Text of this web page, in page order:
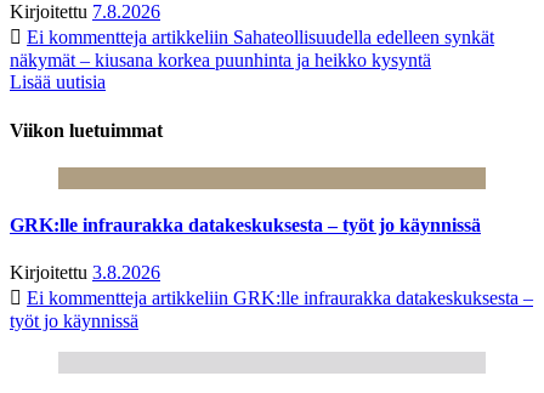
Kirjoitettu 7.8.2026
Ei kommentteja artikkeliin Sahateollisuudella edelleen synkät
näkymät – kiusana korkea puunhinta ja heikko kysyntä
Lisää uutisia
Viikon luetuimmat
GRK:lle infraurakka datakeskuksesta – työt jo käynnissä
Kirjoitettu 3.8.2026
Ei kommentteja artikkeliin GRK:lle infraurakka datakeskuksesta –
työt jo käynnissä